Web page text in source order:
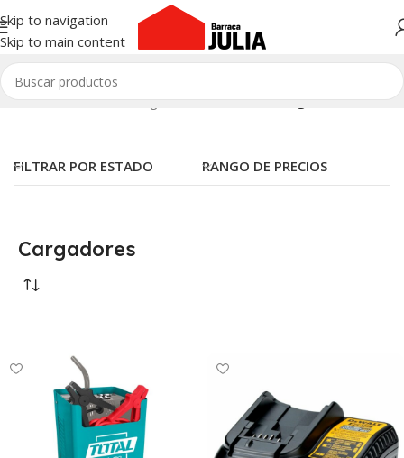
Skip to navigation
Skip to main content
Inicio/Herramientas/Cargadores Y Baterías/Cargadores
FILTRAR POR ESTADO RANGO DE PRECIOS
Cargadores